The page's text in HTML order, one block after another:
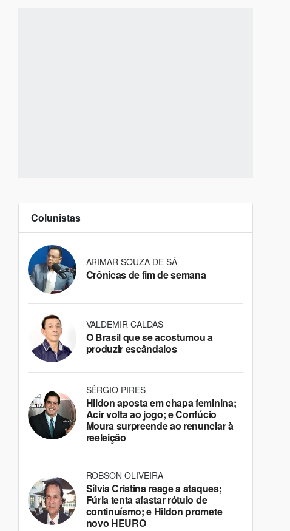
Colunistas
ARIMAR SOUZA DE SÁ
Crônicas de fim de semana
VALDEMIR CALDAS
O Brasil que se acostumou a
produzir escândalos
SÉRGIO PIRES
Hildon aposta em chapa feminina;
Acir volta ao jogo; e Confúcio
Moura surpreende ao renunciar à
reeleição
ROBSON OLIVEIRA
Sílvia Cristina reage a ataques;
Fúria tenta afastar rótulo de
continuísmo; e Hildon promete
novo HEURO